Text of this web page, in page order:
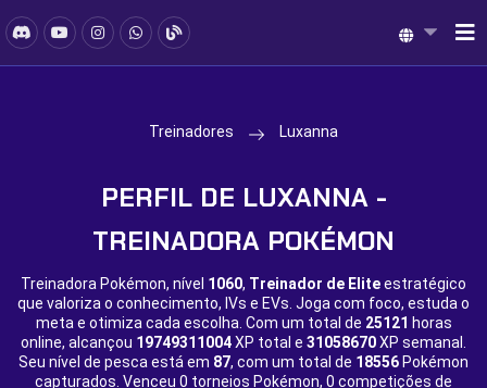
Treinadores Luxanna
PERFIL DE LUXANNA -
TREINADORA POKÉMON
Treinadora Pokémon, nível 1060, Treinador de Eliteestratégico
que valoriza o conhecimento, IVs e EVs. Joga com foco, estuda o
meta e otimiza cada escolha. Com um total de 25121 horas
online, alcançou 19749311004XP total e 31058670XP semanal.
Seu nível de pesca está em 87, com um total de 18556 Pokémon
capturados. Venceu 0 torneios Pokémon, 0 competições de